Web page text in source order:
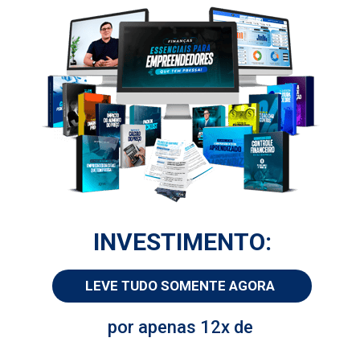
INVESTIMENTO:
LEVE TUDO SOMENTE AGORA
por apenas 12x de